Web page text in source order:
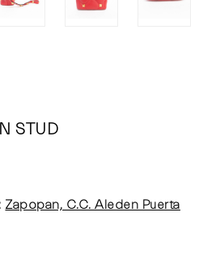
STUD
Zapopan, C.C. Aleden Puerta